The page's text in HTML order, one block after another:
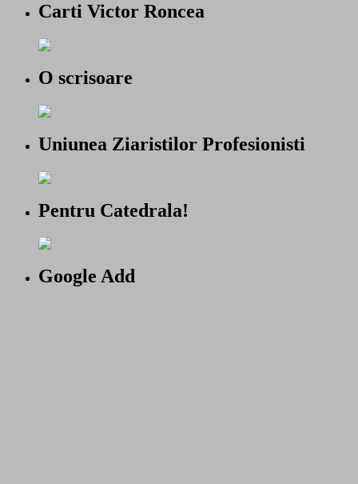
Carti Victor Roncea
O scrisoare
Uniunea Ziaristilor Profesionisti
Pentru Catedrala!
Google Add